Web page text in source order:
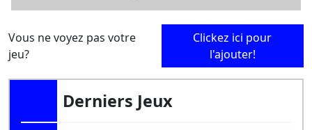
Vous ne voyez pas votre
jeu?
Clickez ici pour
l'ajouter!
Derniers Jeux